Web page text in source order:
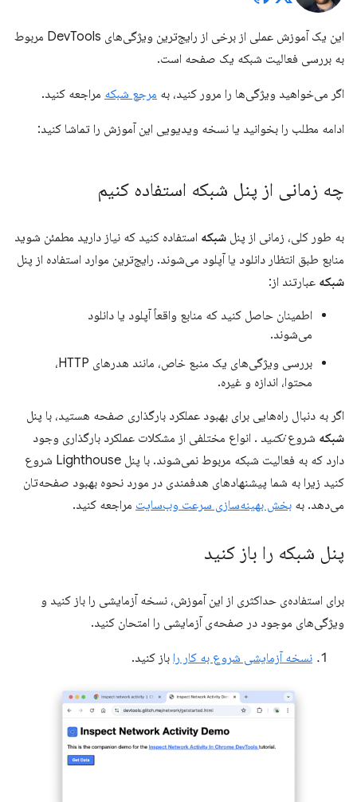
این یک آموزش عملی از برخی از رایج‌ترین ویژگی‌های DevTools مربوط
به بررسی فعالیت شبکه یک صفحه است.
اگر می‌خواهید ویژگی‌ها را مرور کنید، به مرجع شبکه مراجعه کنید.
ادامه مطلب را بخوانید یا نسخه ویدیویی این آموزش را تماشا کنید:
چه زمانی از پنل شبکه استفاده کنیم
به طور کلی، زمانی از پنل شبکه استفاده کنید که نیاز دارید مطمئن شوید
منابع طبق انتظار دانلود یا آپلود می‌شوند. رایج‌ترین موارد استفاده از پنل
شبکه عبارتند از:
اطمینان حاصل کنید که منابع واقعاً آپلود یا دانلود
می‌شوند.
بررسی ویژگی‌های یک منبع خاص، مانند هدرهای HTTP،
محتوا، اندازه و غیره.
اگر به دنبال راه‌هایی برای بهبود عملکرد بارگذاری صفحه هستید، با پنل
شبکه شروعنکنید . انواع مختلفی از مشکلات عملکرد بارگذاری وجود
دارد که به فعالیت شبکه مربوط نمی‌شوند. با پنل Lighthouse شروع
کنید زیرا به شما پیشنهادهای هدفمندی در مورد نحوه بهبود صفحه‌تان
می‌دهد. به بخش بهینه‌سازی سرعت وب‌سایت مراجعه کنید.
پنل شبکه را باز کنید
برای استفاده‌ی حداکثری از این آموزش، نسخه آزمایشی را باز کنید و
ویژگی‌های موجود در صفحه‌ی آزمایشی را امتحان کنید.
نسخه آزمایشی شروع به کار را باز کنید.